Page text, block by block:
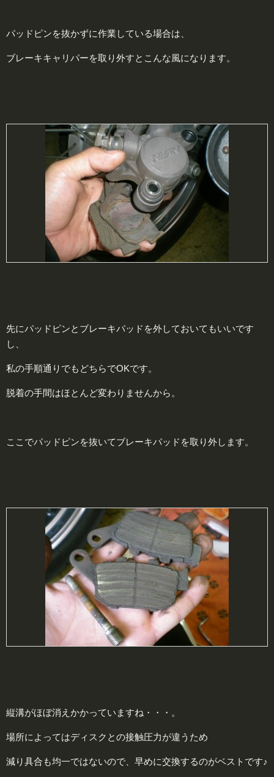
パッドピンを抜かずに作業している場合は、
ブレーキキャリパーを取り外すとこんな風になります。
先にパッドピンとブレーキパッドを外しておいてもいいです
し、
私の手順通りでもどちらでOKです。
脱着の手間はほとんど変わりませんから。
ここでパッドピンを抜いてブレーキパッドを取り外します。
縦溝がほぼ消えかかっていますね・・・。
場所によってはディスクとの接触圧力が違うため
減り具合も均一ではないので、早めに交換するのがベストです♪